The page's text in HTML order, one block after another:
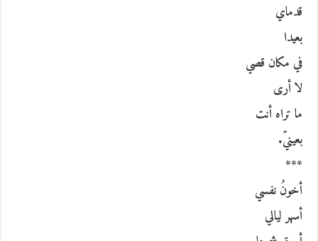
قدماي
بعيدا
في مكان قصي
لا أرى
ما تراه أنت
بعينيّ.
***
أخونُ نفسي
أسهر ليالي